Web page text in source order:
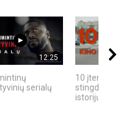
12:25
serialų
10 įtemptų,
stingdančių
istorijų